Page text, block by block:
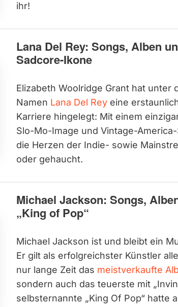
ihr!
Lana Del Rey: Songs, Alben
Sadcore-Ikone
Elizabeth Woolridge Grant hat unter
Namen Lana Del Rey eine
Karriere hingelegt: Mit einem
Slo-Mo-Image und Vintage-
die Herzen der Indie- sowie
oder gehaucht.
Michael Jackson: Songs,
„King of Pop“
Michael Jackson ist und bleibt ein
Er gilt als erfolgreichster Künstler
nur lange Zeit das meistverkaufte
sondern auch das teuerste mit
selbsternannte „King Of Pop“ hatte